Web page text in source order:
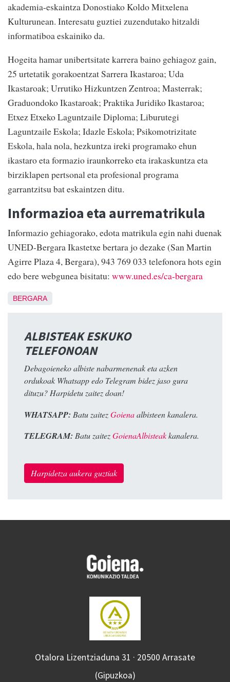
akademia-eskaintza Donostiako Koldo Mitxelena
Kulturunean. Interesatu guztiei zuzendutako hitzaldi
informatiboa eskainiko da.
Hogeita hamar unibertsitate karrera baino gehiagoz gain,
25 urtetatik gorakoentzat Sarrera Ikastaroa; Uda
Ikastaroak; Urrutiko Hizkuntzen Zentroa; Masterrak;
Graduondoko Ikastaroak; Praktika Juridiko Ikastaroa;
Etxez Etxeko Laguntzaile Diploma; Liburutegi
Laguntzaile Eskola; Idazle Eskola; Psikomotrizitate
Eskola, hala nola, hezkuntza ireki programako ehun
ikastaro eta formazio iraunkorreko eta irakaskuntza eta
birziklapen pertsonal eta profesional programa
garrantzitsu bat eskaintzen ditu.
Informazioa eta aurrematrikula
Informazio gehiagorako, edota matrikula egin nahi duenak
UNED-Bergara Ikastetxe bertara jo dezake (San Martin
Agirre Plaza 4, Bergara), 943 769 033 telefonora hots egin
edo bere webgunea bisitatu: www.uned.es/ca-bergara
BERGARA
ALBISTEAK ESKUKO
TELEFONOAN
Debagoieneko albiste nabarmenenak eta azken
ordukoak Whatsapp edo Telegram bidez jaso gura
dituzu? Harpidetu zaitez doan!
WHATSAPP: Batu zaitezGoienaalbisteen kanalera.
TELEGRAM: Batu zaitezGoienaAlbisteakkanalera.
Harpidetza aukera guztiak
Otalora Lizentziaduna 31 · 20500 Arrasate
(Gipuzkoa)